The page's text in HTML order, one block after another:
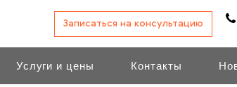
Записаться на консультацию
Услуги и цены Контакты